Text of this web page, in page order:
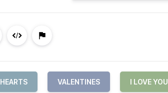
HEARTS VALENTINES I LOVE YOU